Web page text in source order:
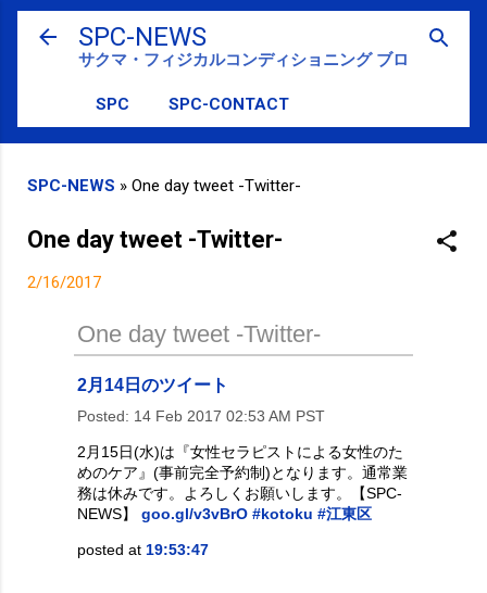
スキップしてメイン コンテンツに移動
SPC-NEWS
サクマ・フィジカルコンディショニング ブログ
SPC SPC-CONTACT
SPC-NEWS » One day tweet -Twitter-
One day tweet -Twitter-
2/16/2017
One day tweet -Twitter-
2月14日のツイート
Posted: 14 Feb 2017 02:53 AM PST
2月15日(水)は『女性セラピストによる女性のた
めのケア』(事前完全予約制)となります。通常業
務は休みです。よろしくお願いします。【SPC-
NEWS】 goo.gl/v3vBrO #kotoku #江東区
posted at 19:53:47